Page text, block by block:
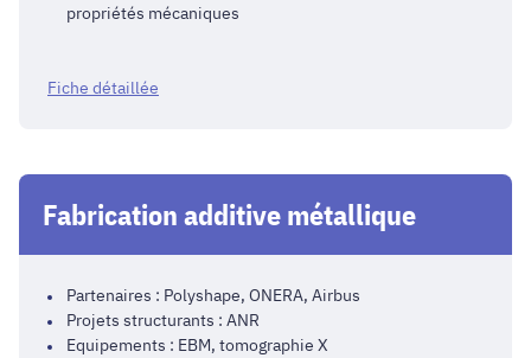
propriétés mécaniques
Fiche détaillée
Fabrication additive métallique
Partenaires : Polyshape, ONERA, Airbus
Projets structurants : ANR
Equipements : EBM, tomographie X